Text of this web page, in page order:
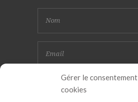
Gérer le
cookies